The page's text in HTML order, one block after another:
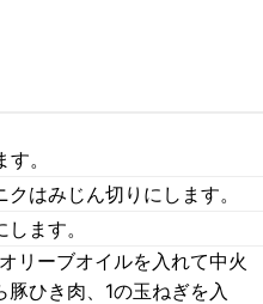
。
はみじん切りにします。
ます。
リーブオイルを入れて中火
ひき肉、1の玉ねぎを入